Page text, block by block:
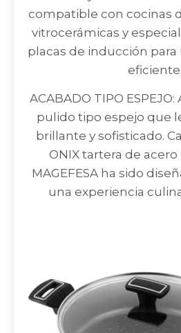
compatible con cocinas
vitrocerámicas y
placas de inducción
eficiente.
ACABADO TIPO
pulido tipo espejo que
brillante y sofisticado.
ONIX tartera de
MAGEFESA ha sido
una experiencia